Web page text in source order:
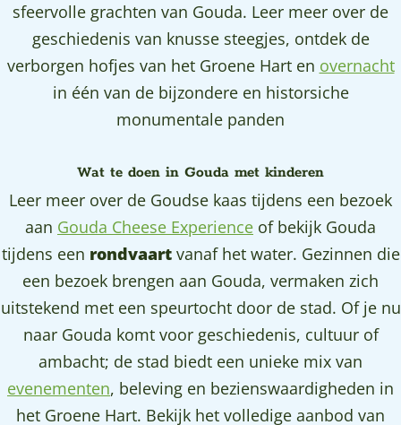
sfeervolle grachten van Gouda. Leer meer over de
geschiedenis van knusse steegjes, ontdek de
verborgen hofjes van het Groene Hart en overnacht
in één van de bijzondere en historsiche
monumentale panden
Wat te doen in Gouda met kinderen
Leer meer over de Goudse kaas tijdens een bezoek
aan Gouda Cheese Experience of bekijk Gouda
tijdens een rondvaart vanaf het water. Gezinnen die
een bezoek brengen aan Gouda, vermaken zich
uitstekend met een speurtocht door de stad. Of je nu
naar Gouda komt voor geschiedenis, cultuur of
ambacht; de stad biedt een unieke mix van
evenementen, beleving en bezienswaardigheden in
het Groene Hart. Bekijk het volledige aanbod van